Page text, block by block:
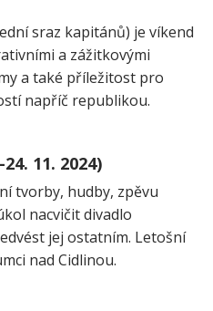
sraz kapitánů) je víkend
a zážitkovými
a také příležitost pro
napříč republikou.
11. 2024)
tvorby, hudby, zpěvu
nacvičit divadlo
jej ostatním. Letošní
nad Cidlinou.